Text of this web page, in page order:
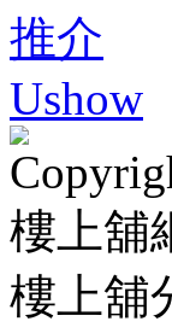
推介
Ushow
樓上舖
樓上舖